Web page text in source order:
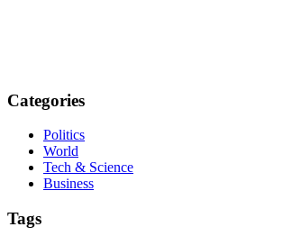
Categories
Politics
World
Tech & Science
Business
Tags